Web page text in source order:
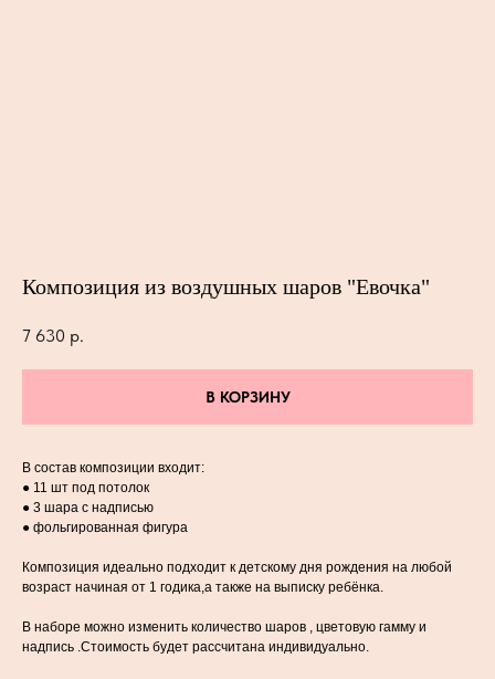
Композиция из воздушных шаров "Евочка"
7 630 р.
В КОРЗИНУ
В состав композиции входит:
● 11 шт под потолок
● 3 шара с надписью
● фольгированная фигура
Композиция идеально подходит к детскому дня рождения на любой
возраст начиная от 1 годика,а также на выписку ребёнка.
В наборе можно изменить количество шаров , цветовую гамму и
надпись .Стоимость будет рассчитана индивидуально.